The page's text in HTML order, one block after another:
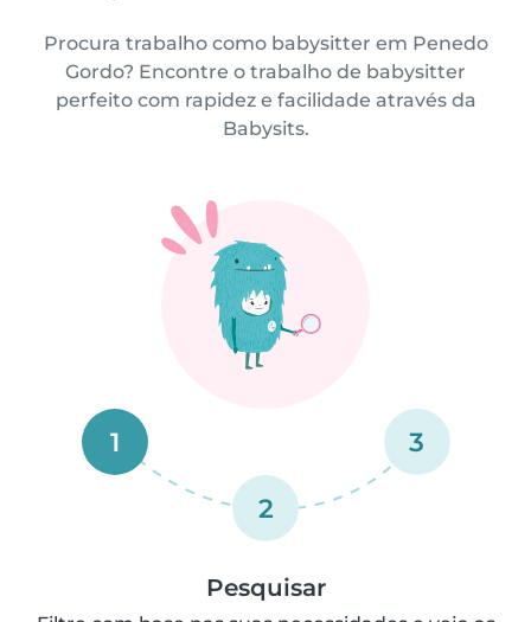
Procura trabalho como babysitter em Penedo
Gordo? Encontre o trabalho de babysitter
perfeito com rapidez e facilidade através da
Babysits.
1
2
3
Pesquisar